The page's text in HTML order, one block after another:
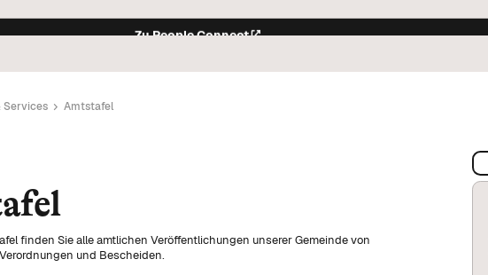
Zu People Connect
Gemeinde.
Überblick.
in Serfaus.
Services Amtstafel
finden Sie alle amtlichen Veröffentlichungen unserer Gemeinde von
und Bescheiden.